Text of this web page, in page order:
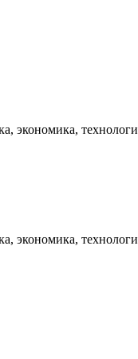
экономика,
экономика,